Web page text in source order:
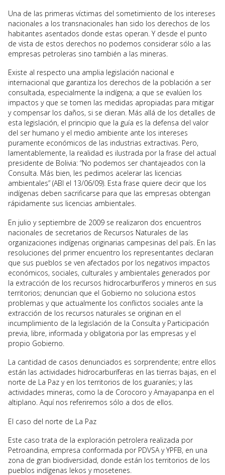
Una de las primeras víctimas del sometimiento de los intereses
nacionales a los transnacionales han sido los derechos de los
habitantes asentados donde estas operan. Y desde el punto
de vista de estos derechos no podemos considerar sólo a las
empresas petroleras sino también a las mineras.
Existe al respecto una amplia legislación nacional e
internacional que garantiza los derechos de la población a ser
consultada, especialmente la indígena; a que se evalúen los
impactos y que se tomen las medidas apropiadas para mitigar
y compensar los daños, si se dieran. Más allá de los detalles de
esta legislación, el principio que la guía es la defensa del valor
del ser humano y el medio ambiente ante los intereses
puramente económicos de las industrias extractivas. Pero,
lamentablemente, la realidad es ilustrada por la frase del actual
presidente de Bolivia: “No podemos ser chantajeados con la
Consulta. Más bien, les pedimos acelerar las licencias
ambientales” (ABI el 13/06/09). Esta frase quiere decir que los
indígenas deben sacrificarse para que las empresas obtengan
rápidamente sus licencias ambientales.
En julio y septiembre de 2009 se realizaron dos encuentros
nacionales de secretarios de Recursos Naturales de las
organizaciones indígenas originarias campesinas del país. En las
resoluciones del primer encuentro los representantes declaran
que sus pueblos se ven afectados por los negativos impactos
económicos, sociales, culturales y ambientales generados por
la extracción de los recursos hidrocarburíferos y mineros en sus
territorios; denuncian que el Gobierno no soluciona estos
problemas y que actualmente los conflictos sociales ante la
extracción de los recursos naturales se originan en el
incumplimiento de la legislación de la Consulta y Participación
previa, libre, informada y obligatoria por las empresas y el
propio Gobierno.
La cantidad de casos denunciados es sorprendente; entre ellos
están las actividades hidrocarburíferas en las tierras bajas, en el
norte de La Paz y en los territorios de los guaraníes; y las
actividades mineras, como la de Corocoro y Amayapanpa en el
altiplano. Aquí nos referiremos sólo a dos de ellos.
El caso del norte de La Paz
Este caso trata de la exploración petrolera realizada por
Petroandina, empresa conformada por PDVSA y YPFB, en una
zona de gran biodiversidad, donde están los territorios de los
pueblos indígenas lekos y mosetenes.